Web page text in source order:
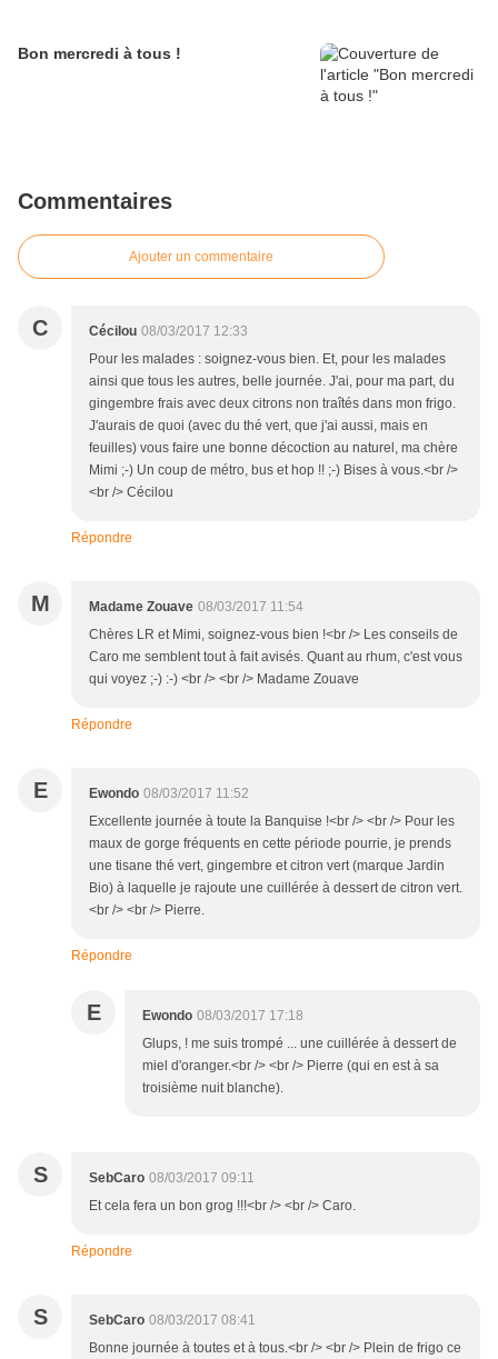
Bon mercredi à tous !
Commentaires
Ajouter un commentaire
C Cécilou 08/03/2017 12:33
Pour les malades : soignez-vous bien. Et, pour les malades
ainsi que tous les autres, belle journée. J'ai, pour ma part, du
gingembre frais avec deux citrons non traîtés dans mon frigo.
J'aurais de quoi (avec du thé vert, que j'ai aussi, mais en
feuilles) vous faire une bonne décoction au naturel, ma chère
Mimi ;-) Un coup de métro, bus et hop !! ;-) Bises à vous.<br />
<br /> Cécilou
Répondre
M Madame Zouave 08/03/2017 11:54
Chères LR et Mimi, soignez-vous bien !<br /> Les conseils de
Caro me semblent tout à fait avisés. Quant au rhum, c'est vous
qui voyez ;-) :-) <br /> <br /> Madame Zouave
Répondre
E Ewondo 08/03/2017 11:52
Excellente journée à toute la Banquise !<br /> <br /> Pour les
maux de gorge fréquents en cette période pourrie, je prends
une tisane thé vert, gingembre et citron vert (marque Jardin
Bio) à laquelle je rajoute une cuillérée à dessert de citron vert.
<br /> <br /> Pierre.
Répondre
E Ewondo 08/03/2017 17:18
Glups, ! me suis trompé ... une cuillérée à dessert de
miel d'oranger.<br /> <br /> Pierre (qui en est à sa
troisième nuit blanche).
S SebCaro 08/03/2017 09:11
Et cela fera un bon grog !!!<br /> <br /> Caro.
Répondre
S SebCaro 08/03/2017 08:41
Bonne journée à toutes et à tous.<br /> <br /> Plein de frigo ce